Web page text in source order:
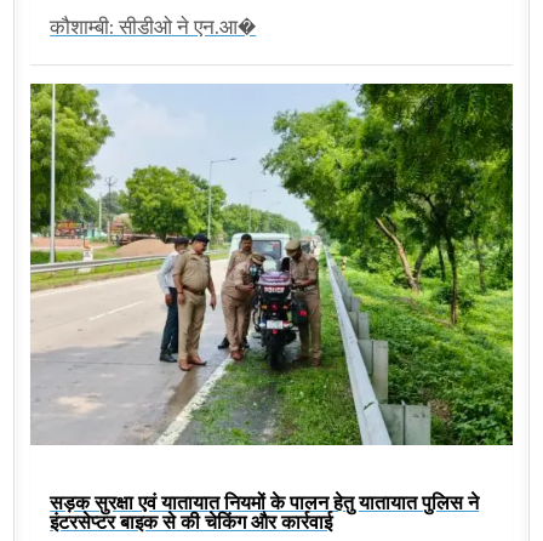
कौशाम्बी: सीडीओ ने एन.आ�
सड़क सुरक्षा एवं यातायात नियमों के पालन हेतु यातायात पुलिस ने
इंटरसेप्टर बाइक से की चेकिंग और कार्रवाई